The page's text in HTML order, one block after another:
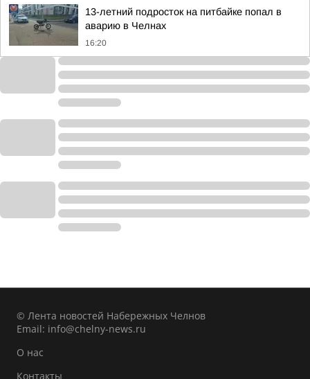
13-летний подросток на питбайке попал в
аварию в Челнах
16:20
© Лента новостей Набережных Челнов
Email: info@chelny-news.ru
О нас
Контакты